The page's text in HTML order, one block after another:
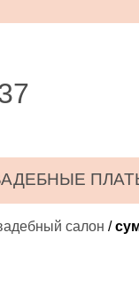
салон /